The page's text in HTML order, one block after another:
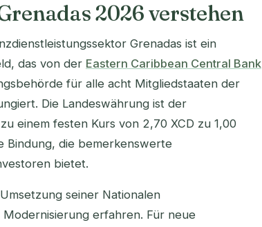
2026 verstehen
Grenadas ist ein
das von der Eastern Caribbean Central Bank
für alle acht Mitgliedstaaten der
Die Landeswährung ist der
einem festen Kurs von 2,70 XCD zu 1,00
Bindung, die bemerkenswerte
bietet.
seiner Nationalen
erfahren. Für neue